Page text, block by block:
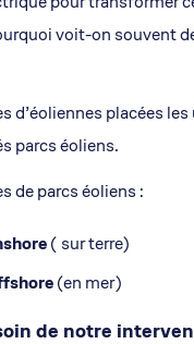
voit-on souvent
d’éoliennes placées
parcs éoliens.
de parcs éoliens :
( sur terre)
(en mer)
de notre